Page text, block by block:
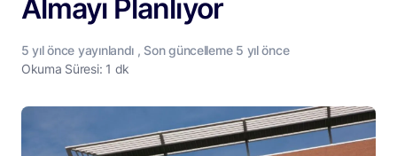
5 yılönce yayınlandı , Son güncelleme 5 yılönce
Okuma Süresi: 1 dk